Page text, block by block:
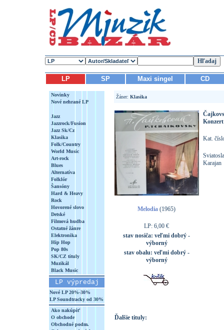
LP SP Maxi singel CD
Novinky
Nové nehrané LP
Jazz
Jazzrock/Fusion
Jazz Sk/Cz
Klasika
Folk/Country
World Music
Art-rock
Blues
Alternatíva
Folklór
Šansóny
Hard & Heavy
Rock
Hovorené slovo
Detské
Filmová hudba
Ostatné žánre
Elektronika
Hip Hop
Pop 80s
SK/CZ tituly
Muzikál
Black Music
LP výpredaj
Nové LP 20%-30%
LP Soundtracky od 30%
Ako nakúpiť
O obchode
Obchodné podm.
Žáner: Klasika
Melodia (1965)
LP: 6,00 €
stav nosiča: veľmi dobrý -
výborný
stav obalu: veľmi dobrý -
výborný
Kat.
Karajan
Ďalšie tituly: